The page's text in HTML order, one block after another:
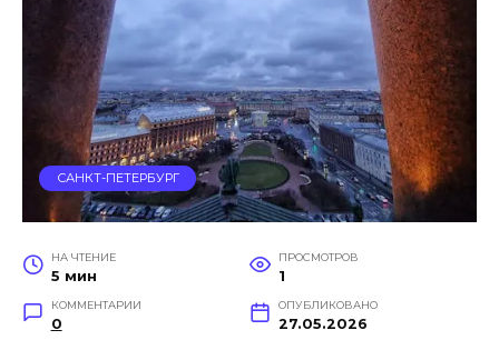
САНКТ-ПЕТЕРБУРГ
НА ЧТЕНИЕ
5 мин
ПРОСМОТРОВ
1
КОММЕНТАРИИ
0
ОПУБЛИКОВАНО
27.05.2026